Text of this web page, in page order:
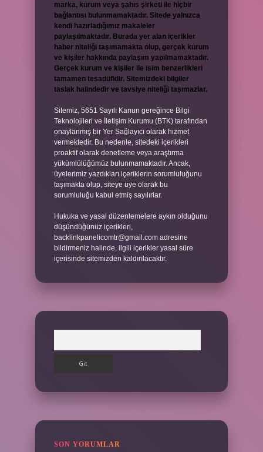
marka, kurum veya şahıs şirketi ile hiçbir
bağlantısı bulunmamaktadır. Sitede yalnızca
kendi hazırladığımız makaleler
paylaşılmaktadır. Burada yer alan içerikler
haber niteliği taşımamakta olup, gerçek kurum
ve kişiler hakkında paylaşım yapılmamaktadır.
Gerçek kurum ve kişiler ile isim benzerlikleri
tamamen tesadüfidir. Sitemizdeki bilgiler
taslak halindedir ve tavsiye niteliği taşımazlar.
Sitemiz, 5651 Sayılı Kanun gereğince Bilgi
Teknolojileri ve İletişim Kurumu (BTK) tarafından
onaylanmış bir Yer Sağlayıcı olarak hizmet
vermektedir. Bu nedenle, sitedeki içerikleri
proaktif olarak denetleme veya araştırma
yükümlülüğümüz bulunmamaktadır. Ancak,
üyelerimiz yazdıkları içeriklerin sorumluluğunu
taşımakta olup, siteye üye olarak bu
sorumluluğu kabul etmiş sayılırlar.
Hukuka ve yasal düzenlemelere aykırı olduğunu
düşündüğünüz içerikleri,
backlinkpanelicomtr@gmail.com adresine
bildirmeniz halinde, ilgili içerikler yasal süre
içerisinde sitemizden kaldırılacaktır.
SON YORUMLAR